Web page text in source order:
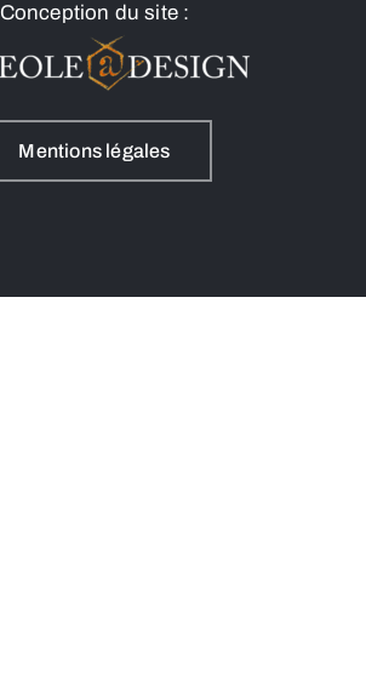
Conception du site :
Mentions légales